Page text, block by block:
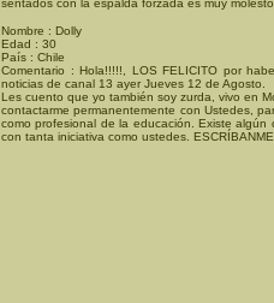
sentados con la espalda forzada es muy
Nombre : Dolly
Edad : 30
País : Chile
Comentario : Hola!!!!!, LOS FELICITO por
noticias de canal 13 ayer Jueves 12 de Agosto.
Les cuento que yo también soy zurda, vivo en
contactarme permanentemente con Ustedes,
como profesional de la educación. Existe
con tanta iniciativa como ustedes.